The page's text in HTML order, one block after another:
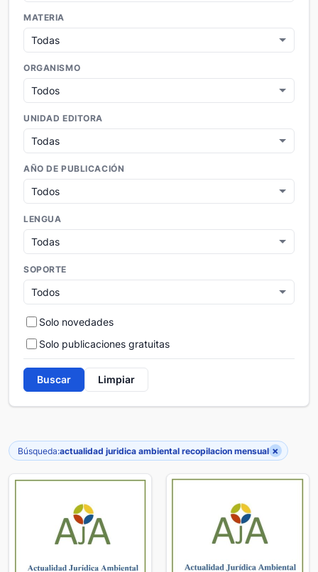
MATERIA
ORGANISMO
UNIDAD EDITORA
AÑO DE PUBLICACIÓN
LENGUA
SOPORTE
Solo novedades
Solo publicaciones gratuitas
Buscar Limpiar
Búsqueda:actualidad juridica ambiental recopilacion mensual ×